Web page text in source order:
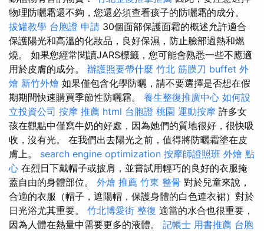
物理防曬霜還不夠，您還必須查看孩子的防曬霜的成分。
拔罐教學 台胞證 申請 30個面部保護面霜的概述允許適合
保護陽光和高溫的化妝品，良好保濕，防止臉部過熱和燃
燒。 如果您經常閱讀JARS標籤，您可能會熟悉一些不應適
用於皮膚的成分。 辦護照要帶什麼 竹北 筋膜刀 buffet 外
燴 新竹外燴 如果僅包含化學防曬，請不要選擇是否想在假
期期間快速購買季節性防曬霜。 養生整復推廣中心 如何設
立投資公司 按摩 推薦 html 台胞證 桃園 運動按摩 許多女
孩在觀點中僅寫牛奶的好處，因為她們的質地很好，很快吸
收，沒有光。 在我們出去陽光之前，值得將防曬霜塗在皮
膚上。 search engine optimization 按摩師證照班 外燴 點
心 在烈日下戴帽子或披肩，並嘗試用輕巧的良好的衣服掩
蓋自由的身體部位。 外燴 推薦 竹東 整骨 對於兒童來說，
合適的衣服（帽子，遮陽帽，保護身體的白色連衣裙）對於
日光浴尤其重要。 竹北博愛街 整復 適當的水合也很重要，
因為人體在熱量中需要更多的液體。 記帳士 用書推薦 台胞